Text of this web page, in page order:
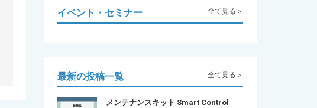
イベント・セミナー 全て見る＞
最新の投稿一覧 全て見る＞
メンテナンスキット Smart Control